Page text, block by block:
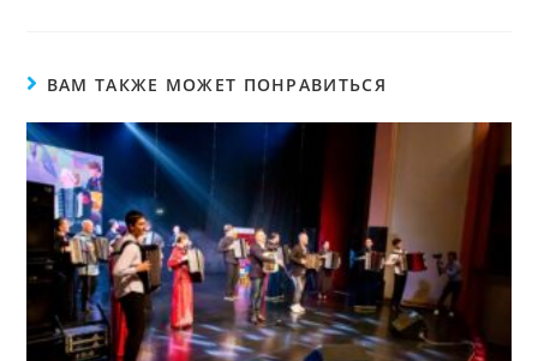
ВАМ ТАКЖЕ МОЖЕТ ПОНРАВИТЬСЯ